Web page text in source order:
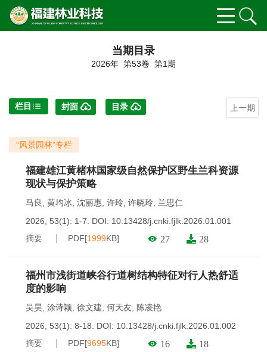
当期目录
2026年 第53卷 第1期
上一期
栏目 封面 目录
“风景园林”专栏
福建雄江黄楮林国家级自然保护区野生兰科资源
现状与保护策略
马良 黄均冰 沈丽惠 许玲 许晓玲
兰思仁
2026, 53(1): 1-7.
DOI: 10.13428/j.cnki.fjlk.2026.01.001
摘要
PDF[1999KB] 27 28
福州市浅街道峡谷行道树结构特征对行人热舒适
度的影响
吴昊 涂诗颖 徐文建 何天友
陈凌艳
2026, 53(1): 8-18.
DOI: 10.13428/j.cnki.fjlk.2026.01.002
摘要
PDF[9695KB] 16 18